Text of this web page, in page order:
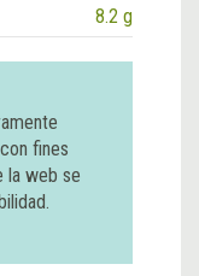
8.2 g
fines
la web se